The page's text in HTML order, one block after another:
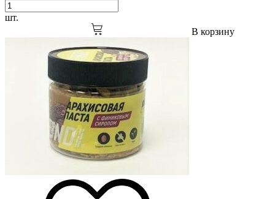
шт.
В корзину